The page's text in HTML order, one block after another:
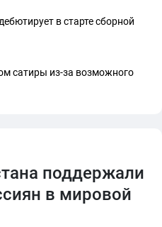
в старте сборной
сатиры из-за возможного
поддержали
в мировой